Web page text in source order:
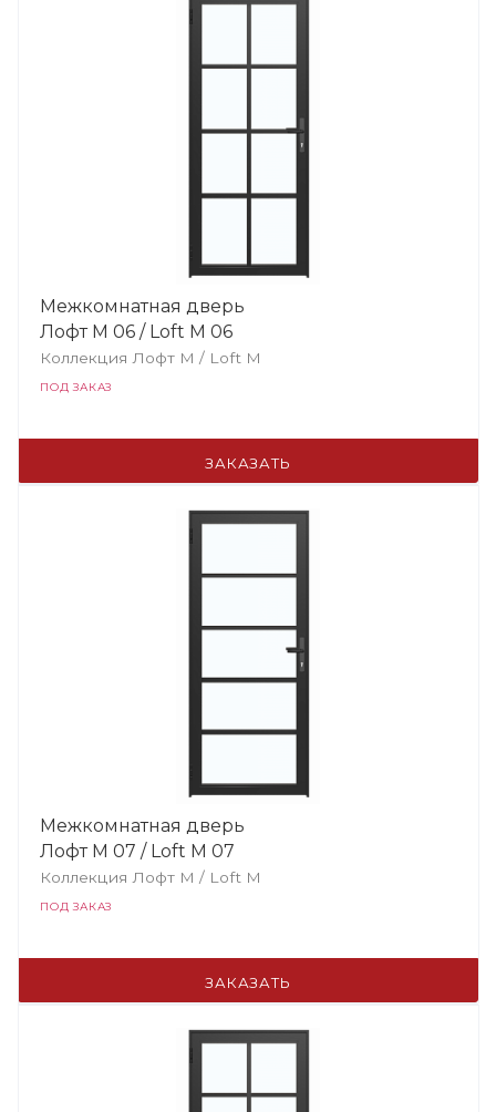
Межкомнатная дверь
Лофт М 06 / Loft М 06
Коллекция Лофт M / Loft М
ПОД ЗАКАЗ
ЗАКАЗАТЬ
Межкомнатная дверь
Лофт М 07 / Loft М 07
Коллекция Лофт M / Loft М
ПОД ЗАКАЗ
ЗАКАЗАТЬ